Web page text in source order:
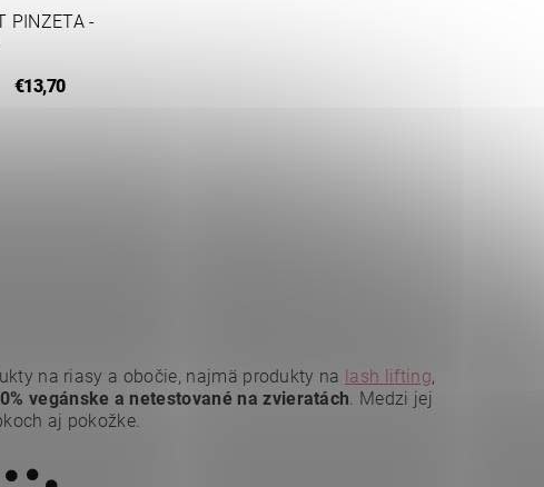
PINZETA -
€13,70
na riasy a obočie, najmä produkty na lash lifting,
vegánske a netestované na zvieratách. Medzi jej
aj pokožke.